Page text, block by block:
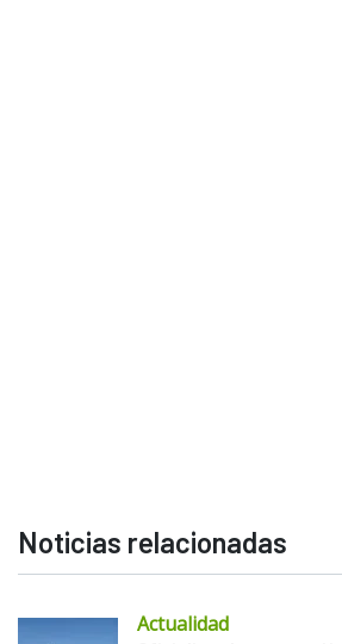
Noticias relacionadas
Actualidad